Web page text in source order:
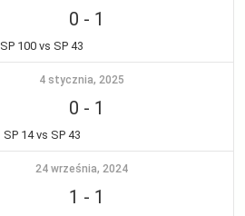
0 - 1
SP 100 vs SP 43
4 stycznia, 2025
0 - 1
SP 14 vs SP 43
24 września, 2024
1 - 1